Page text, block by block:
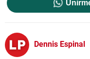
Dennis Espinal